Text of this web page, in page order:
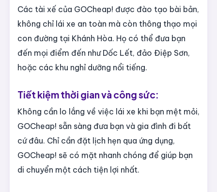
Các tài xế của GOCheap! được đào tạo bài bản,
không chỉ lái xe an toàn mà còn thông thạo mọi
con đường tại Khánh Hòa. Họ có thể đưa bạn
đến mọi điểm đến như Dốc Lết, đảo Điệp Sơn,
hoặc các khu nghỉ dưỡng nổi tiếng.
Tiết kiệm thời gian và công sức:
Không cần lo lắng về việc lái xe khi bạn mệt mỏi,
GOCheap! sẵn sàng đưa bạn và gia đình đi bất
cứ đâu. Chỉ cần đặt lịch hẹn qua ứng dụng,
GOCheap! sẽ có mặt nhanh chóng để giúp bạn
di chuyển một cách tiện lợi nhất.